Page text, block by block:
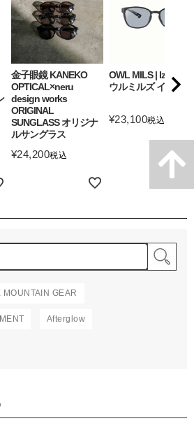
MOUNTAIN GEAR
Afterglow
金子眼鏡 KANEKO
OPTICAL×neru
design works
ORIGINAL
SUNGLASS オリジナ
ルサングラス
¥24,200税込
OWL MILS | Izanagi
ウルミルズ イザナギ
¥23,100税込